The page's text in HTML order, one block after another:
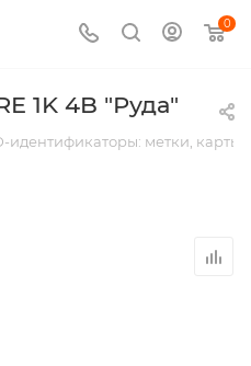
0
1K 4B "Руда"
идентификаторы: метки,